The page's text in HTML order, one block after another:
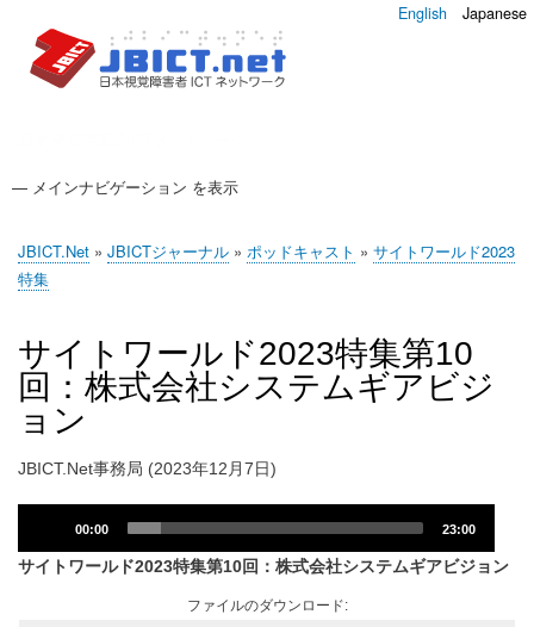
English Japanese
メ
ン
ナ
— メインナビゲーション を表示
JBICT.Net
JBICTジャーナル
調査
JBICTアップデート
現
置
JBICT.Net JBICTジャーナル ポッドキャスト
サイトワールド2023
特集
サイトワールド2023特集第10
回：株式会社システムギアビジ
ョン
JBICT.Net事務局 (2023年12月7日)
00:00 23:00
サイトワールド2023特集第10回：株式会社システムギアビジョン
ファイルのダウンロード: